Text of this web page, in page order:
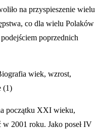
na przyspieszenie wielu
co dla wielu Polaków
poprzednich
początku XXI wieku,
2001 roku. Jako poseł IV